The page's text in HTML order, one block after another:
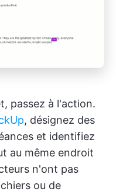
passez à l'action.
, désignez des
et identifiez
au même endroit
n'ont pas
ou de